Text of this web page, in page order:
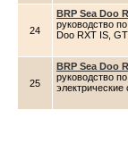
24
BRP Sea Doo
руководство
Doo RXT IS,
25
BRP Sea Doo
руководство